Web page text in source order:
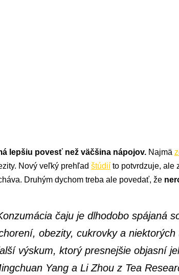
lepšiu povesť než väčšina nápojov. Najmä
Nový veľký prehľad štúdií to potvrdzuje, ale
Druhým dychom treba ale povedať, že
čaju je dlhodobo spájaná
obezity, cukrovky a
výskum, ktorý presnejšie objasní
Yang a Li Zhou z Tea